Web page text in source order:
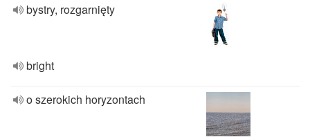
bystry, rozgarnięty
bright
o szerokich horyzontach